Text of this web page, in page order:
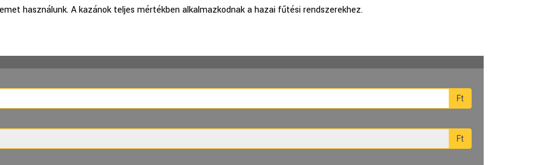
használunk. A kazánok teljes mértékben alkalmazkodnak a hazai fűtési rendszerekhez.